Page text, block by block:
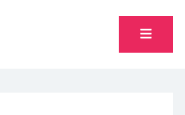
Tiantian R520277